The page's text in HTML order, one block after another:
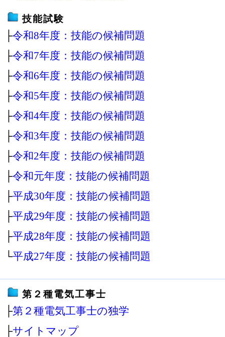
技能試験
├令和8年度：技能の候補問題
├令和7年度：技能の候補問題
├令和6年度：技能の候補問題
├令和5年度：技能の候補問題
├令和4年度：技能の候補問題
├令和3年度：技能の候補問題
├令和2年度：技能の候補問題
├令和元年度：技能の候補問題
├平成30年度：技能の候補問題
├平成29年度：技能の候補問題
├平成28年度：技能の候補問題
└平成27年度：技能の候補問題
第２種電気工事士
├第２種電気工事士の独学
├サイトマップ